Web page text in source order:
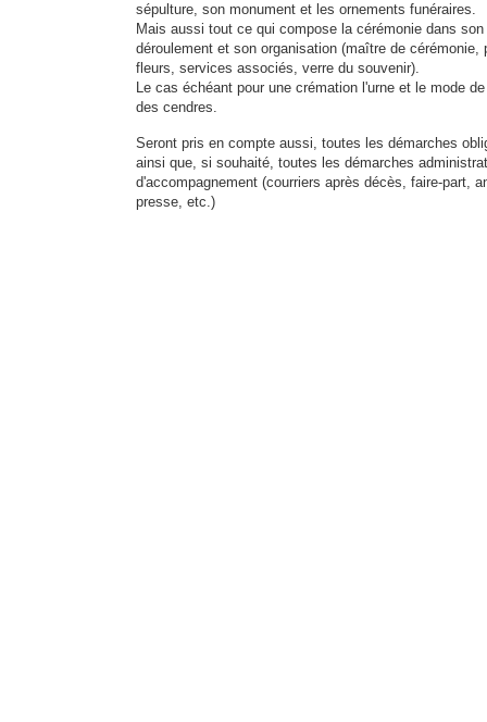
sépulture, son monument et les ornements funéraires.
Mais aussi tout ce qui compose la cérémonie dans son
déroulement et son organisation (maître de cérémonie,
fleurs, services associés, verre du souvenir).
Le cas échéant pour une crémation l'urne et le mode
des cendres.
Seront pris en compte aussi, toutes les démarches
ainsi que, si souhaité, toutes les démarches
d'accompagnement (courriers après décès, faire-part,
presse, etc.)